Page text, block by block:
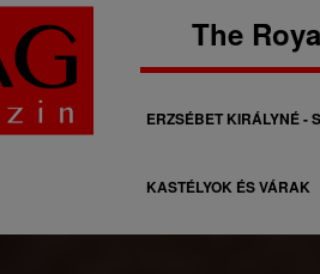
The
M
á
s
o
ERZSÉBET KIRÁLYNÉ -
KASTÉLYOK ÉS VÁRAK